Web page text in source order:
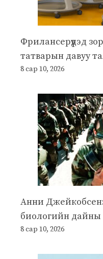
Фрилансерүүдэд
татварын давуу
8 сар 10, 2026
Анни
биологийн дайны
8 сар 10, 2026